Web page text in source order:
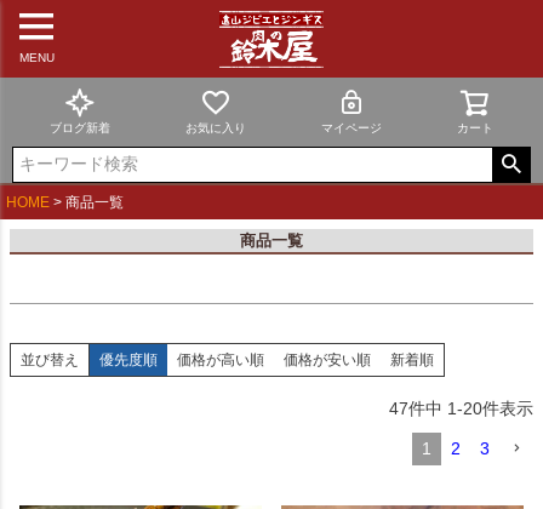
MENU
ブログ新着 お気に入り マイページ カート
HOME 商品一覧
商品一覧
価格が安い順
価格が高い順
優先度順
レビュー順
キーワードヒット順
検索
並び替え 優先度順 価格が高い順 価格が安い順 新着順
47件中 1-20件表示
1 2 3